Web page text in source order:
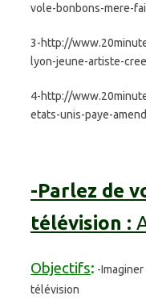
vole-bonbons-mere-
3-http://
lyon-jeune-artiste-
4-http://
etats-unis-paye-
-Parlez de
télévision :
Objectifs: -
télévision